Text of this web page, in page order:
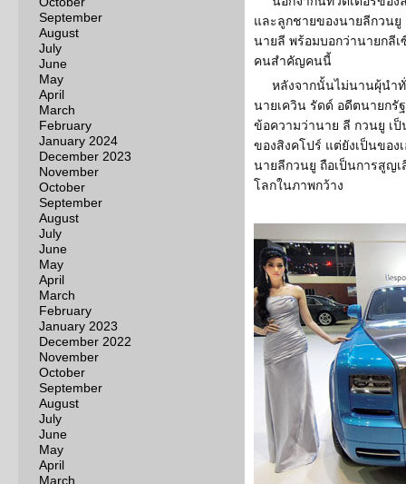
September
August
July
June
May
April
March
February
January 2024
December 2023
November
October
September
August
July
June
May
April
March
February
January 2023
December 2022
November
October
September
August
July
June
May
April
March
และลูกชายของนายลีกวนยู
นายลี พร้อมบอกว่านายกลีเ
คนสำคัญคนนี้
หลังจากนั้นไม่นานผุ้นำ
นายเควิน รัดด์ อดีตนายกรั
ข้อความว่านาย ลี กวนยู เ
ของสิงคโปร์ แต่ยังเป็นของ
นายลีกวนยู ถือเป็นการสูญ
โลกในภาพกว้าง